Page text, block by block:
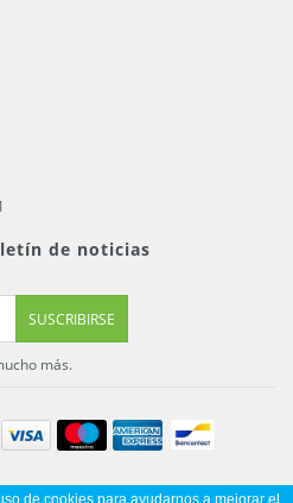
de noticias
SUSCRIBIRSE
más.
de cookies para ayudarnos a mejorar el